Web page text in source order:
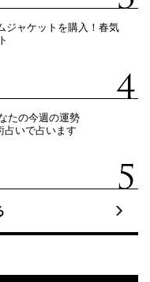
ジャケットを購入！春気
たの今週の運勢
占いで占います